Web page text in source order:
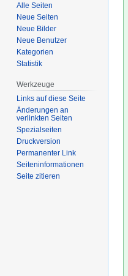
Alle Seiten
Neue Seiten
Neue Bilder
Neue Benutzer
Kategorien
Statistik
Werkzeuge
Links auf diese Seite
Änderungen an
verlinkten Seiten
Spezialseiten
Druckversion
Permanenter Link
Seiten­­informationen
Seite zitieren